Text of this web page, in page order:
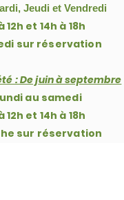
Jeudi et Vendredi
12h et 14h à 18h
sur réservation
: De juin à septembre
au samedi
12h et 14h à 18h
sur réservation